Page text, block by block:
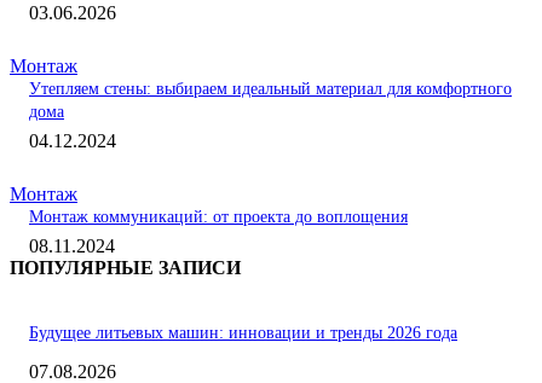
03.06.2026
Монтаж
Утепляем стены: выбираем идеальный материал для комфортного
дома
04.12.2024
Монтаж
Монтаж коммуникаций: от проекта до воплощения
08.11.2024
ПОПУЛЯРНЫЕ ЗАПИСИ
Будущее литьевых машин: инновации и тренды 2026 года
07.08.2026